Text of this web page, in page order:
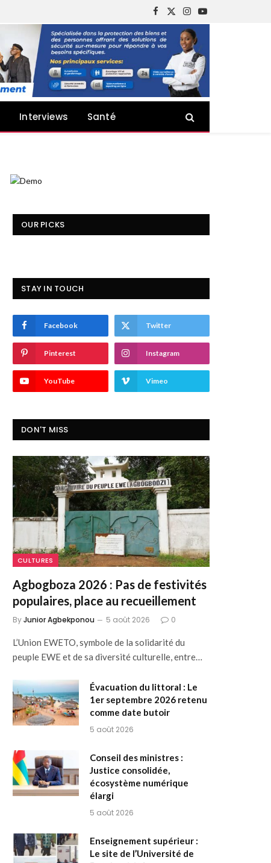
Facebook
X
(Twitter)
Instagram
YouTube
Interviews Santé
OUR PICKS
STAY IN TOUCH
Facebook Twitter
Pinterest Instagram
YouTube Vimeo
DON'T MISS
CULTURES
Agbogboza 2026 : Pas de festivités
populaires, place au recueillement
ByJunior Agbekponou 5 août 2026 0
L’Union EWETO, symbole de la solidarité du
peuple EWE et de sa diversité culturelle, entre…
Évacuation du littoral : Le
1er septembre 2026 retenu
comme date butoir
5 août 2026
Conseil des ministres :
Justice consolidée,
écosystème numérique
élargi
5 août 2026
Enseignement supérieur :
Le site de l’Université de